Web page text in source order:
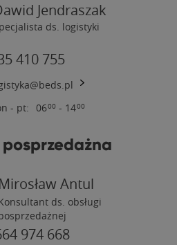
Jendraszak
ds. logistyki
410 755
- pt: 0600 - 1400
posprzedażna
Mirosław Antul
ds. obsługi
974 668